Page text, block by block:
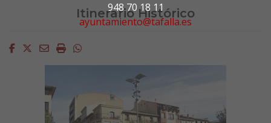
948 70 18 11
ayuntamiento@tafalla.es
Itinerario Histórico
Facebook
Twitter
EmailImprimirWhatsapp